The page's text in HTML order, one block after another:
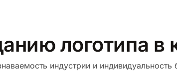
логотипа в
индустрии и